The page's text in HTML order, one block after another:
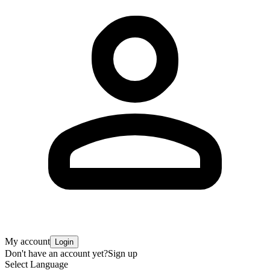
My account Login
Don't have an account yet?Sign up
Select Language